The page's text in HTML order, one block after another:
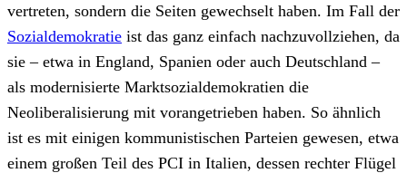
vertreten, sondern die Seiten gewechselt haben. Im Fall der
Sozialdemokratie ist das ganz einfach nachzuvollziehen, da
sie – etwa in England, Spanien oder auch Deutschland –
als modernisierte Marktsozialdemokratien die
Neoliberalisierung mit vorangetrieben haben. So ähnlich
ist es mit einigen kommunistischen Parteien gewesen, etwa
einem großen Teil des PCI in Italien, dessen rechter Flügel